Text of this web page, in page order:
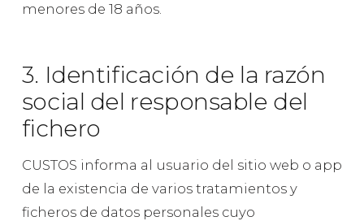
menores de 18 años.
3. Identificación de la razón
social del responsable del
fichero
CUSTOS informa al usuario del sitio web o app
de la existencia de varios tratamientos y
ficheros de datos personales cuyo